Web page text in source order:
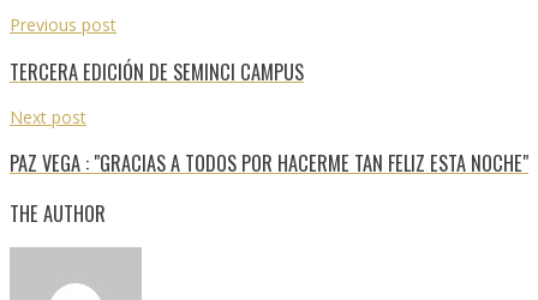
Previous post
TERCERA EDICIÓN DE SEMINCI CAMPUS
Next post
PAZ VEGA : "GRACIAS A TODOS POR HACERME TAN FELIZ ESTA NOCHE"
THE AUTHOR